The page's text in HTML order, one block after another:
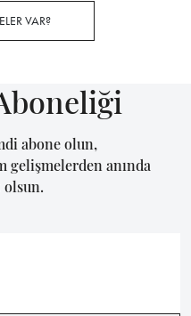
VAR?
abone olun,
gelişmelerden anında